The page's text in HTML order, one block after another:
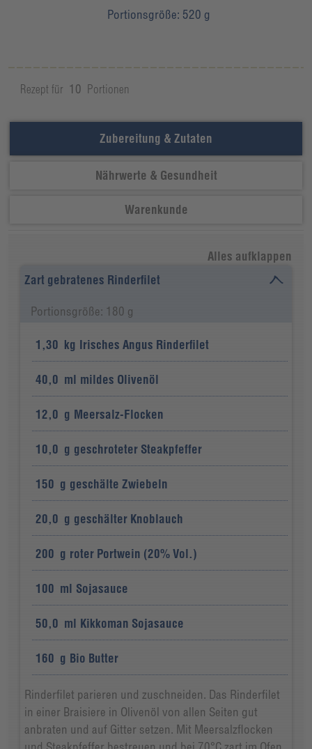
Portionsgröße: 520 g
Rezept für 10 Portionen
Zubereitung & Zutaten
Nährwerte & Gesundheit
Warenkunde
Alles aufklappen
Zart gebratenes Rinderfilet
Portionsgröße: 180 g
1,30 kg Irisches Angus Rinderfilet
40,0 ml mildes Olivenöl
12,0 g Meersalz-Flocken
10,0 g geschroteter Steakpfeffer
150 g geschälte Zwiebeln
20,0 g geschälter Knoblauch
200 g roter Portwein (20% Vol.)
100 ml Sojasauce
50,0 ml Kikkoman Sojasauce
160 g Bio Butter
Rinderfilet parieren und zuschneiden. Das Rinderfilet
in einer Braisiere in Olivenöl von allen Seiten gut
anbraten und auf Gitter setzen. Mit Meersalzflocken